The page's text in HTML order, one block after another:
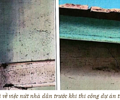
việc nứt nhà dân trước khi thi công dự án